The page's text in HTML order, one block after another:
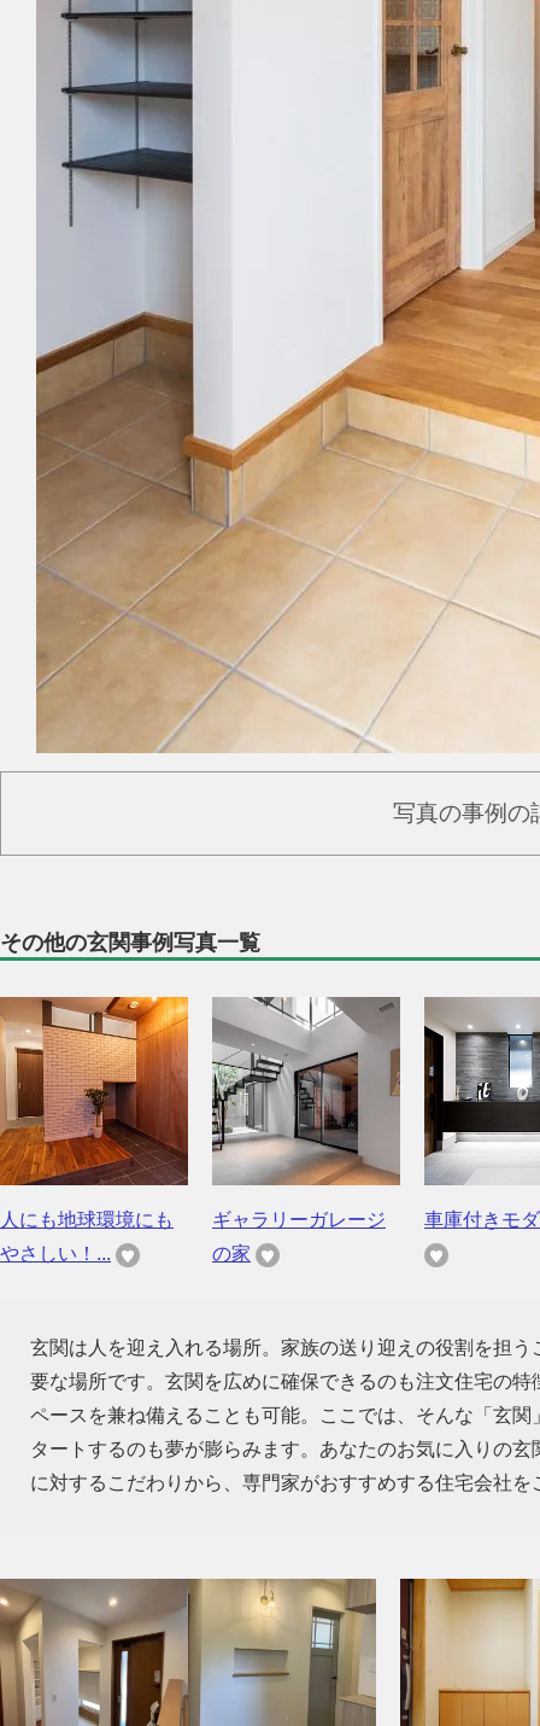
写真の事例の
その他の玄関事例写真一覧
人にも地球環境にも
やさしい！...
ギャラリーガレージ
の家
車庫付きモ
玄関は人を迎え入れる場所。家族の送り迎えの役割を担
要な場所です。玄関を広めに確保できるのも注文住宅の
ペースを兼ね備えることも可能。ここでは、そんな「玄
タートするのも夢が膨らみます。あなたのお気に入りの
に対するこだわりから、専門家がおすすめする住宅会社